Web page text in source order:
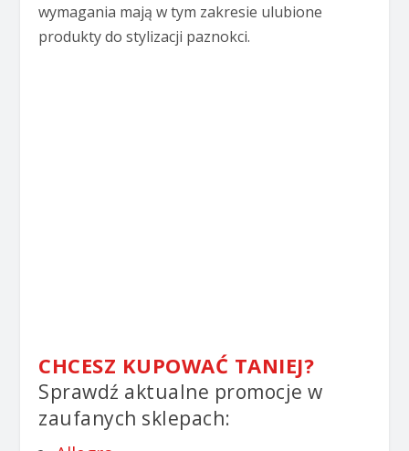
wymagania mają w tym zakresie ulubione
produkty do stylizacji paznokci.
CHCESZ KUPOWAĆ TANIEJ?
Sprawdź aktualne promocje w
zaufanych sklepach: